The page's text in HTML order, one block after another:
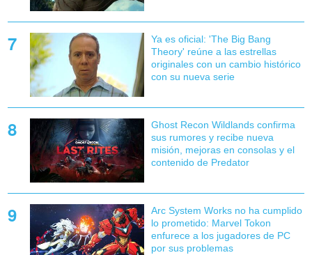
Ya es oficial: 'The Big Bang
Theory' reúne a las estrellas
originales con un cambio histórico
con su nueva serie
Ghost Recon Wildlands confirma
sus rumores y recibe nueva
misión, mejoras en consolas y el
contenido de Predator
Arc System Works no ha cumplido
lo prometido: Marvel Tokon
enfurece a los jugadores de PC
por sus problemas